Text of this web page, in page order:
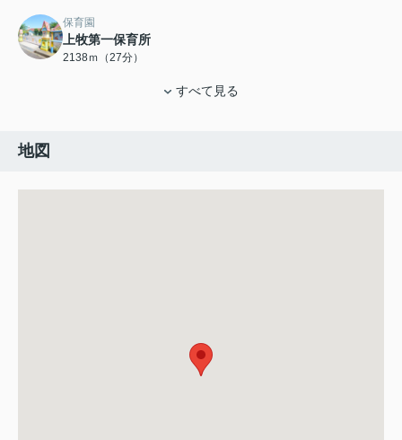
保育園
上牧第一保育所
2138ｍ（27分）
すべて見る
地図